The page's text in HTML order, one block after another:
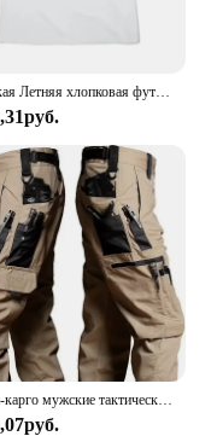
Мужская Летняя хлопковая футболка с коротким рукавом и принтом
Брюки-карго мужские тактические, штаны для работы на открытом воздухе, много карманов, водонепроницаемые, для походов, осень-весна